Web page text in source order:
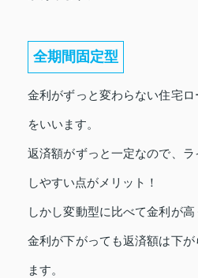
全期間固定型
金利がずっと変わらない住宅
をいいます。
返済額がずっと一定なので、
しやすい点がメリット！
しかし変動型に比べて金利が高
金利が下がっても返済額は下
ます。